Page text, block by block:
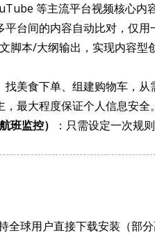
等主流平台视频核心内
台间的内容自动比对，仅用
脚本/大纲输出，实现内容型
美食下单、组建购物车，从
最大程度保证个人信息安全。
班监控）
：只需设定一次规
全球用户直接下载安装（部